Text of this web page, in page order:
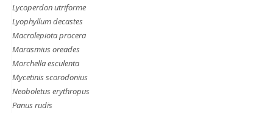
Lycoperdon utriforme
Lyophyllum decastes
Macrolepiota procera
Marasmius oreades
Morchella esculenta
Mycetinis scorodonius
Neoboletus erythropus
Panus rudis